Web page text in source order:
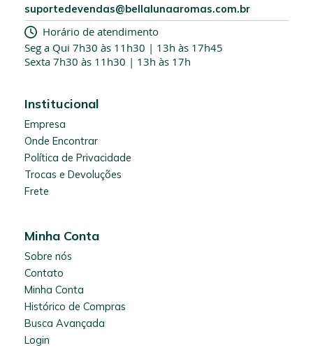
suportedevendas@bellalunaaromas.com.br
Horário de atendimento
Seg a Qui 7h30 às 11h30 | 13h às 17h45
Sexta 7h30 às 11h30 | 13h às 17h
Institucional
Empresa
Onde Encontrar
Política de Privacidade
Trocas e Devoluções
Frete
Minha Conta
Sobre nós
Contato
Minha Conta
Histórico de Compras
Busca Avançada
Login